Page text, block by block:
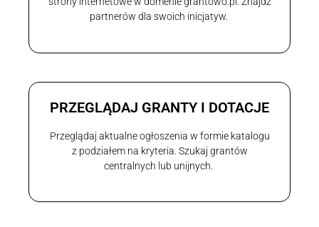
partnerów dla swoich inicjatyw.
PRZEGLĄDAJ GRANTY I DOTACJE
Przeglądaj aktualne ogłoszenia w formie katalogu
z podziałem na kryteria. Szukaj grantów
centralnych lub unijnych.